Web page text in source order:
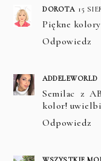
DOROTA 15
Piękne
Odpowiedz
ADDELEWORLD
Semilac z
kolor!
Odpowiedz